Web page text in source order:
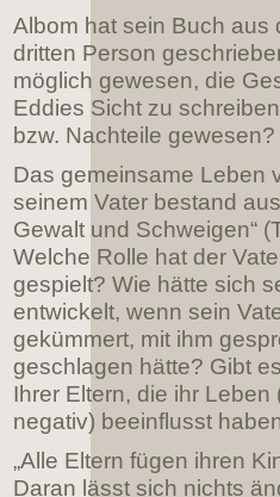
Albom hat sein Buch aus
dritten Person
möglich gewesen, die
Eddies Sicht zu
bzw. Nachteile gewesen?
Das gemeinsame Leben
seinem Vater bestand
Gewalt und Schweigen“
Welche Rolle hat der
gespielt? Wie hätte sich
entwickelt, wenn sein
gekümmert, mit ihm
geschlagen hätte? Gibt
Ihrer Eltern, die ihr Leben
negativ) beeinflusst
„Alle Eltern fügen ihren
Daran lässt sich nichts